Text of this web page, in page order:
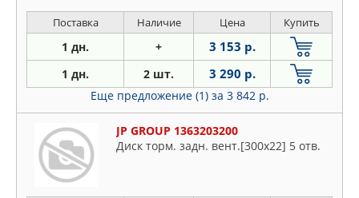
Поставка Наличие Цена Купить
1 дн. + 3 153 р.
1 дн. 2 шт. 3 290 р.
Еще предложение (1) за 3 842 р.
JP GROUP 1363203200
Диск торм. задн. вент.[300x22] 5 отв.